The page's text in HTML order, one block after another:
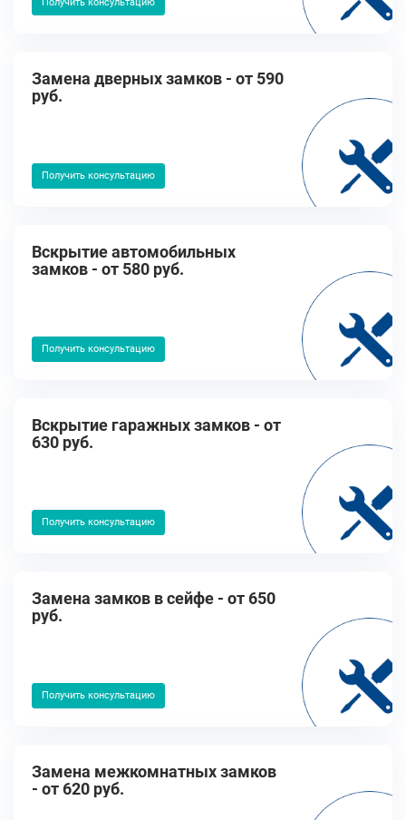
Замена дверных замков - от 590
руб.
Получить консультацию
Вскрытие автомобильных
замков - от 580 руб.
Получить консультацию
Вскрытие гаражных замков - от
630 руб.
Получить консультацию
Замена замков в сейфе - от 650
руб.
Получить консультацию
Замена межкомнатных замков
- от 620 руб.